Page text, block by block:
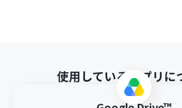
使用しているアプリに